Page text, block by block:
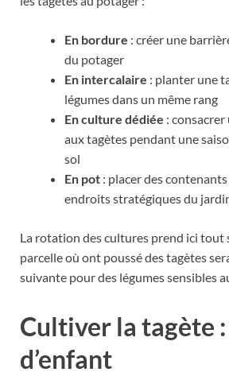
En bordure : créer une
du potager
En intercalaire : planter une
légumes dans un même rang
En culture dédiée :
aux tagètes pendant une
sol
En pot : placer des
endroits stratégiques du
La rotation des cultures prend ici tout
parcelle où ont poussé des tagètes
suivante pour des légumes sensibles
Cultiver la tagète
d’enfant